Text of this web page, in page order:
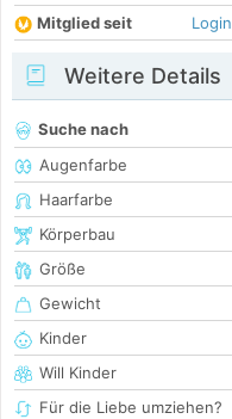
Mitglied seit
Login
Weitere Details
Suche nach
Augenfarbe
Haarfarbe
Körperbau
Größe
Gewicht
Kinder
Will Kinder
Für die Liebe umziehen?